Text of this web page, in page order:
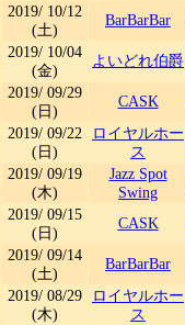
2019/ 10/12
(土)
BarBarBar
2019/ 10/04
(金)
よいどれ伯爵
2019/ 09/29
(日)
CASK
2019/ 09/22
(日)
ロイヤルホー
ス
2019/ 09/19
(木)
Jazz Spot
Swing
2019/ 09/15
(日)
CASK
2019/ 09/14
(土)
BarBarBar
2019/ 08/29
(木)
ロイヤルホー
ス